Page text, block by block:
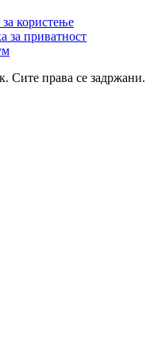
користење
за приватност
Сите права се задржани.